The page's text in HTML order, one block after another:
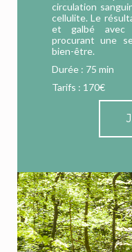
circulation
cellulite. Le
et galbé avec
procurant une
bien-être.
Durée : 75 min
Tarifs : 170€